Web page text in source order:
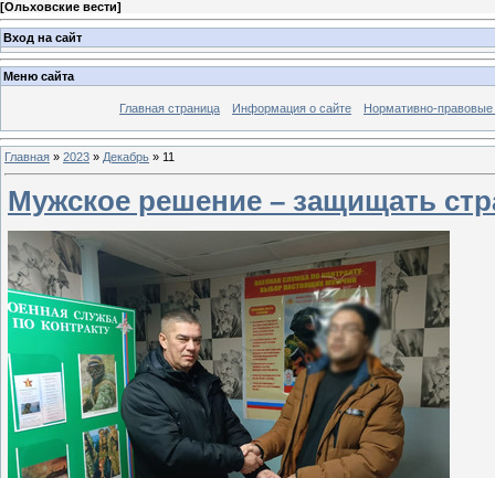
[Ольховские вести]
Вход на сайт
Меню сайта
Главная страница Информация о сайте Нормативно-правовые
Главная » 2023 » Декабрь » 11
Мужское решение – защищать